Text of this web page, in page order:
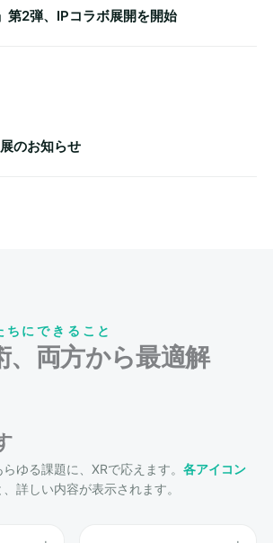
第2弾、IPコラボ展開を開始
のお知らせ
にできること
、両方から最適解
ゆる課題に、XRで応えます。 各アイコン
詳しい内容が表示されます。